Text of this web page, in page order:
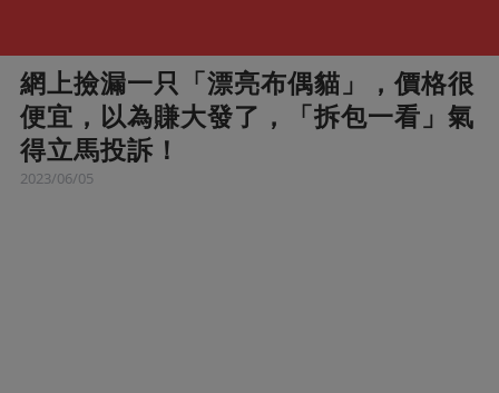
網上撿漏一只「漂亮布偶貓」，價格很
便宜，以為賺大發了，「拆包一看」氣
得立馬投訴！
2023/06/05